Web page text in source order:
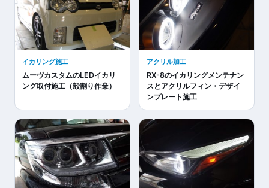
イカリング施工
ムーヴカスタムのLEDイカリ
ング取付施工（殻割り作業）
アクリル加工
RX-8のイカリングメンテナン
スとアクリルフィン・デザイ
ンプレート施工